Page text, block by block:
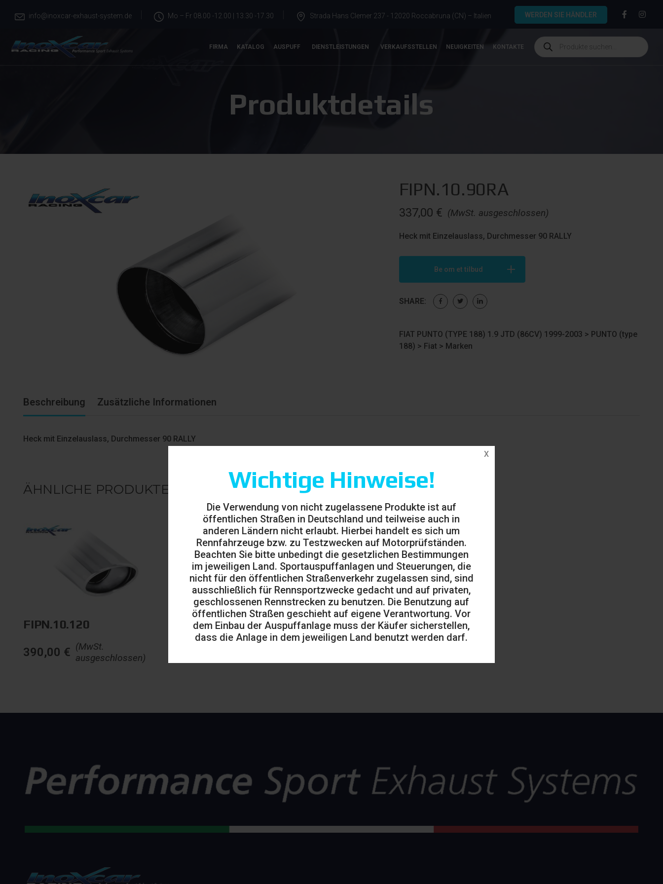
Wichtige Hinweise!
Die Verwendung von nicht zugelassene Produkte ist auf
öffentlichen Straßen in Deutschland und teilweise auch in
anderen Ländern nicht erlaubt. Hierbei handelt es sich um
Rennfahrzeuge bzw. zu Testzwecken auf Motorprüfständen.
Beachten Sie bitte unbedingt die gesetzlichen Bestimmungen
im jeweiligen Land. Sportauspuffanlagen und Steuerungen, die
nicht für den öffentlichen Straßenverkehr zugelassen sind, sind
ausschließlich für Rennsportzwecke gedacht und auf privaten,
geschlossenen Rennstrecken zu benutzen. Die Benutzung auf
öffentlichen Straßen geschieht auf eigene Verantwortung. Vor
dem Einbau der Auspuffanlage muss der Käufer sicherstellen,
dass die Anlage in dem jeweiligen Land benutzt werden darf.
info@inoxcar-exhaust-system.de Mo – Fr 08.00 -12.00 | 13.30 -17.30 Strada Hans Clemer 237 - 12020 Roccabruna (CN) – Italien WERDEN SIE HÄNDLER
FIRMA KATALOG AUSPUFF DIENSTLEISTUNGEN VERKAUFSSTELLEN NEUIGKEITEN KONTAKTE
Produktdetails
FIPN.10.90RA
(MwSt. ausgeschlossen)
337,00 €
Heck mit Einzelauslass, Durchmesser 90 RALLY
Be om et tilbud
SHARE:
FIAT PUNTO (TYPE 188) 1.9 JTD (86CV) 1999-2003 > PUNTO (type
188) > Fiat > Marken
Beschreibung Zusätzliche Informationen
Heck mit Einzelauslass, Durchmesser 90 RALLY
ÄHNLICHE PRODUKTE
FIPN.10.120
(MwSt.
ausgeschlossen)
390,00 €
FIPN.10.80
(MwSt.